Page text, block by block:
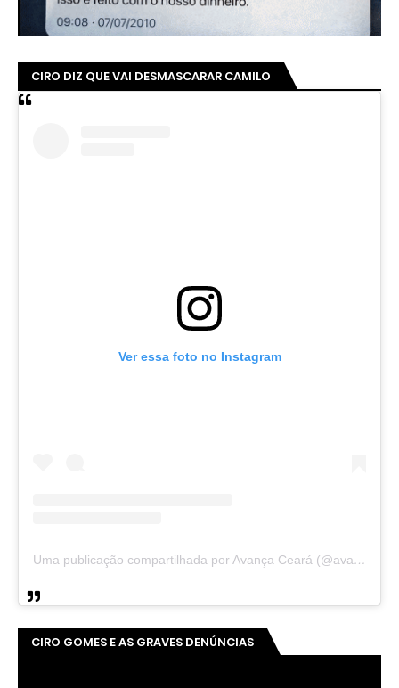
CIRO DIZ QUE VAI DESMASCARAR CAMILO
Ver essa foto no Instagram
Uma publicação compartilhada por Avança Ceará (@avancaceara)
CIRO GOMES E AS GRAVES DENÚNCIAS